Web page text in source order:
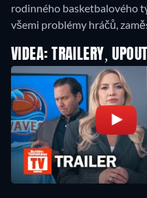
rodinného basketbalového
všemi problémy hráčů,
VIDEA: TRAILERY,